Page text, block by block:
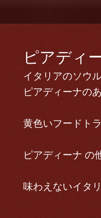
ピアディ
イタリアのソウ
ピアディーナの
黄色いフードト
ピアディーナ の
味わえないイタ